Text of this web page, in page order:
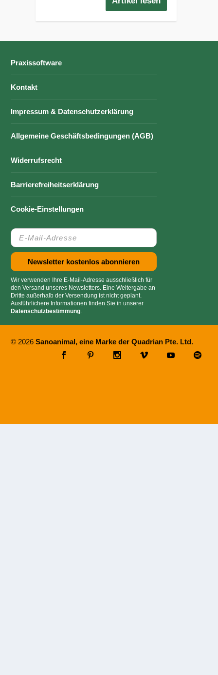
Praxissoftware
Kontakt
Impressum & Datenschutzerklärung
Allgemeine Geschäftsbedingungen (AGB)
Widerrufsrecht
Barrierefreiheitserklärung
Cookie-Einstellungen
Wir verwenden Ihre E-Mail-Adresse ausschließlich für
den Versand unseres Newsletters. Eine Weitergabe an
Dritte außerhalb der Versendung ist nicht geplant.
Ausführlichere Informationen finden Sie in unserer
Datenschutzbestimmung
© 2026Sanoanimal, eine Marke der Quadrian Pte. Ltd.